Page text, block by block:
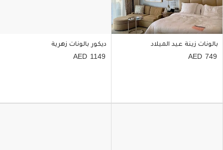
بالونات زينة عيد الميلاد
749
ديكور بالونات زهرية
1149